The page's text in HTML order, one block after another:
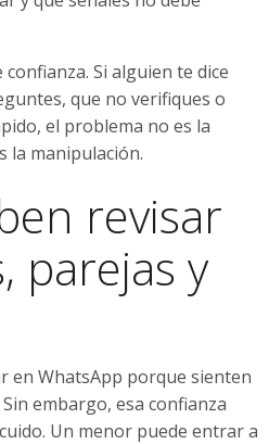
Si alguien te dice
que no verifiques o
el problema no es la
la manipulación.
revisar
parejas y
en WhatsApp porque sienten
embargo, esa confianza
Un menor puede entrar a